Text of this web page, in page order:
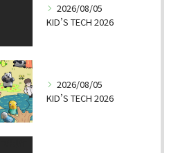
2026/08/05
KID’S TECH 2026
2026/08/05
KID’S TECH 2026